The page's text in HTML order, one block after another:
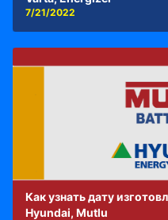
7/21/2022
Как узнать дату
Hyundai, Mutlu